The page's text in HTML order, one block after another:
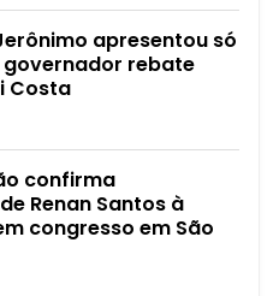
apresentou só
rebate
Costa
confirma
Renan Santos à
congresso em São